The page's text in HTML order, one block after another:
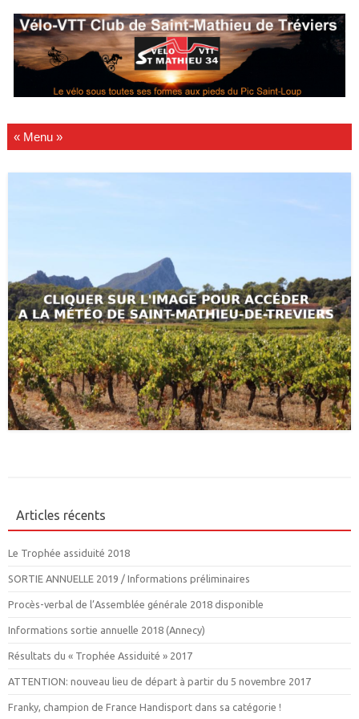
Passer au contenu
Articles récents
Le Trophée assiduité 2018
SORTIE ANNUELLE 2019 / Informations préliminaires
Procès-verbal de l’Assemblée générale 2018 disponible
Informations sortie annuelle 2018 (Annecy)
Résultats du « Trophée Assiduité » 2017
ATTENTION: nouveau lieu de départ à partir du 5 novembre 2017
Franky, champion de France Handisport dans sa catégorie !